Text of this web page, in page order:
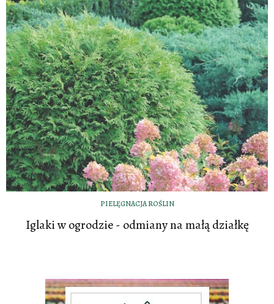
PIELĘGNACJA ROŚLIN
Iglaki w ogrodzie - odmiany na małą działkę